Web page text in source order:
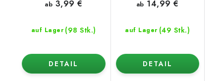
auf Lager (98 Stk.)
ab 3,99 €
DETAIL
auf Lager (49 Stk.)
ab 14,99 €
DETAIL